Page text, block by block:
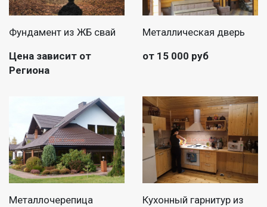
Фундамент из ЖБ свай
Цена зависит от
Региона
Металлическая дверь
от 15 000 руб
Металлочерепица
Кухонный гарнитур из